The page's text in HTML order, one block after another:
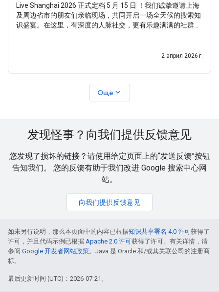
Live Shanghai 2026 正式定档 5 月 15 日 ！我们诚挚邀请上海
及周边省市的朋友们亲临现场，共同开启一场全天候的搜索知
识盛宴。在这里，有深度的人脉社交，更有乐趣满满的社群互
2 април 2026 г.
Още expand_more
发现怪事？向我们提供反馈意见
您发现了损坏的链接？请使用给定页面上的“发送反馈”按钮
告知我们。 您的反馈有助于我们改进 Google 搜索中心网
站。
向我们提供反馈意见
如未另行说明，那么本页面中的内容已根据知识共享署名 4.0 许可获得了
许可，并且代码示例已根据 Apache 2.0 许可获得了许可。有关详情，请
参阅 Google 开发者网站政策。Java 是 Oracle 和/或其关联公司的注册商
标。
最后更新时间 (UTC)：2026-07-21。